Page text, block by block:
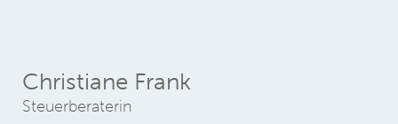
Christiane Frank
Steuerberaterin